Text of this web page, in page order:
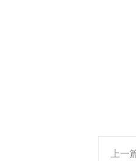
上一